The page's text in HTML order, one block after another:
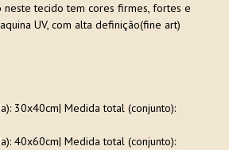
neste tecido tem cores firmes, fortes e
UV, com alta definição(fine art)
30x40cm| Medida total (conjunto):
40x60cm| Medida total (conjunto):